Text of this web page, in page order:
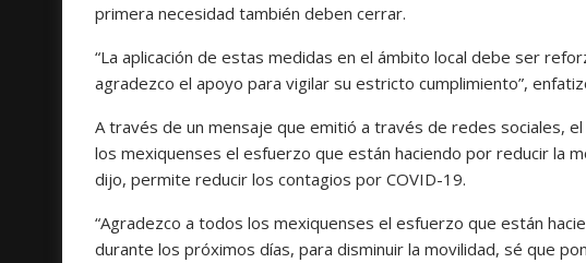
primera necesidad también deben cerrar.
“La aplicación de estas medidas en el ámbito local debe ser
agradezco el apoyo para vigilar su estricto cumplimiento”,
A través de un mensaje que emitió a través de redes sociales,
los mexiquenses el esfuerzo que están haciendo por reducir la
dijo, permite reducir los contagios por COVID-19.
“Agradezco a todos los mexiquenses el esfuerzo que están
durante los próximos días, para disminuir la movilidad, sé que